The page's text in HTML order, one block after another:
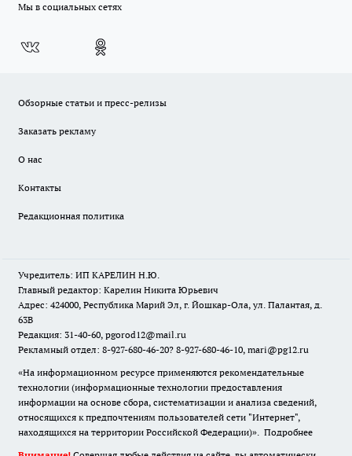
Мы в социальных сетях
Обзорные статьи и пресс-релизы
Заказать рекламу
О нас
Контакты
Редакционная политика
Учредитель: ИП КАРЕЛИН Н.Ю.
Главный редактор: Карелин Никита Юрьевич
Адрес: 424000, Республика Марий Эл, г. Йошкар-Ола, ул. Палантая, д.
63В
Редакция: 31-40-60, pgorod12@mail.ru
Рекламный отдел: 8-927-680-46-20? 8-927-680-46-10, mari@pg12.ru
«На информационном ресурсе применяются рекомендательные
технологии (информационные технологии предоставления
информации на основе сбора, систематизации и анализа сведений,
относящихся к предпочтениям пользователей сети "Интернет",
находящихся на территории Российской Федерации)». Подробнее